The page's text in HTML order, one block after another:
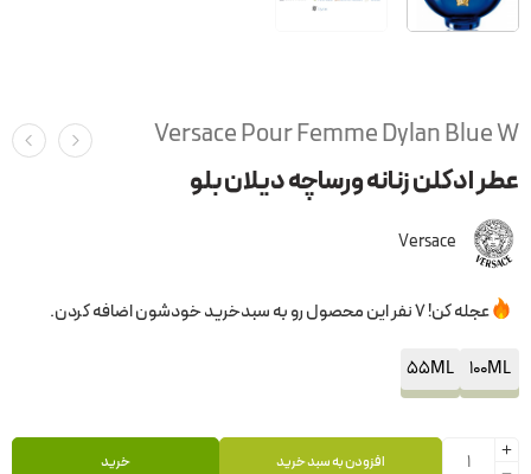
Versace Pour Femme Dylan Blue W
عطر ادکلن زنانه ورساچه دیلان بلو
Versace
عجله کن! 7 نفر این محصول رو به سبدخرید خودشون اضافه کردن.
100ML
55ML
افزودن به سبد خرید خرید